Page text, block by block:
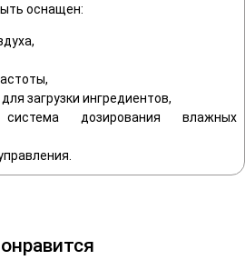
оснащен:
загрузки ингредиентов,
система дозирования влажных